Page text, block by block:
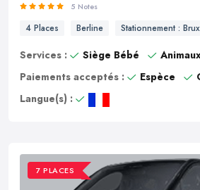
5 Notes
4 Places Berline Stationnement :
Services : Siège Bébé
Paiements acceptés :
Espèce
Langue(s) :
7 PLACES